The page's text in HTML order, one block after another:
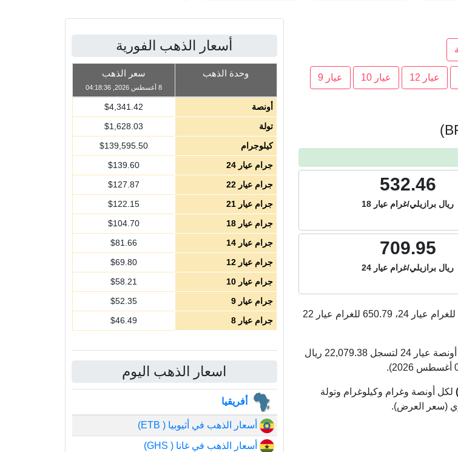
عيار 12 عيار 10 عيار 9
532.46
ريال برازيلي/غرام عيار 18
709.95
ريال برازيلي/غرام عيار 24
للغرام عيار 24، 650.79
للغرام عيار 22
الذهب اليوم في البرازيل ارتفع بشكل كبير بمقدار 294.55 ريال برازيلي لكل أونصة عيار 24 لتسجل 22,079.38 ريال
لكل أونصة وغرام وكيلوغرام وتولة
(سعر العرض).
أسعار الذهب الفورية
وحدة الذهب سعر الذهب
8 أغسطس 2026, 04:18:36
أونصة $4,341.42
تولة
$1,628.03
كيلوجرام
$139,595.50
جرام عيار 24
$139.60
جرام عيار 22
$127.87
جرام عيار 21
$122.15
جرام عيار 18
$104.70
جرام عيار 14
$81.66
جرام عيار 12
$69.80
جرام عيار 10
$58.21
جرام عيار 9
$52.35
جرام عيار 8
$46.49
اسعار الذهب اليوم
أفريقيا
أسعار الذهب في أثيوبيا ( ETB)
أسعار الذهب في غانا ( GHS)